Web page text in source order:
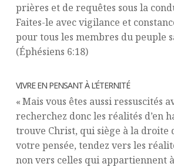
prières et de requêtes sous la
Faites-le avec vigilance et
pour tous les membres du peuple
(Éphésiens 6:18)
VIVRE EN PENSANT À L’ÉTERNITÉ
« Mais vous êtes aussi ressuscités
recherchez donc les réalités d’en
trouve Christ, qui siège à la droite
votre pensée, tendez vers les
non vers celles qui appartiennent